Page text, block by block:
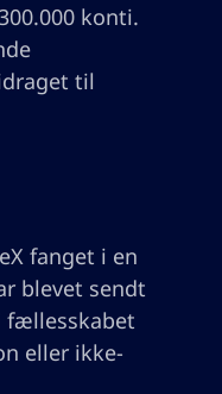
konti.
til
fanget i en
blevet sendt
fællesskabet
eller ikke-